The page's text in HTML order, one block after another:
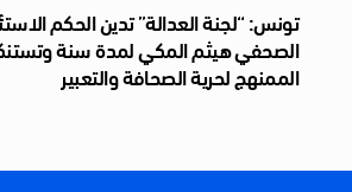
تونس: “لجنة العدالة” تدين الحكم
الصحفي هيثم المكي لمدة سنة
الممنهج لحرية الصحافة والتعبير